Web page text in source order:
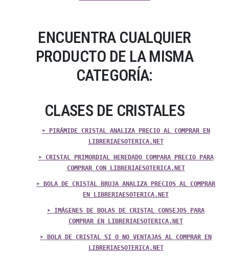
ENCUENTRA CUALQUIER
PRODUCTO DE LA MISMA
CATEGORÍA:
CLASES DE CRISTALES
➤ PIRÁMIDE CRISTAL ANALIZA PRECIO AL COMPRAR EN
LIBRERIAESOTERICA.NET
➤ CRISTAL PRIMORDIAL HEREDADO COMPARA PRECIO PARA
COMPRAR CON LIBRERIAESOTERICA.NET
➤ BOLA DE CRISTAL BRUJA ANALIZA PRECIOS AL COMPRAR
EN LIBRERIAESOTERICA.NET
➤ IMÁGENES DE BOLAS DE CRISTAL CONSEJOS PARA
COMPRAR EN LIBRERIAESOTERICA.NET
➤ BOLA DE CRISTAL SI O NO VENTAJAS AL COMPRAR EN
LIBRERIAESOTERICA.NET